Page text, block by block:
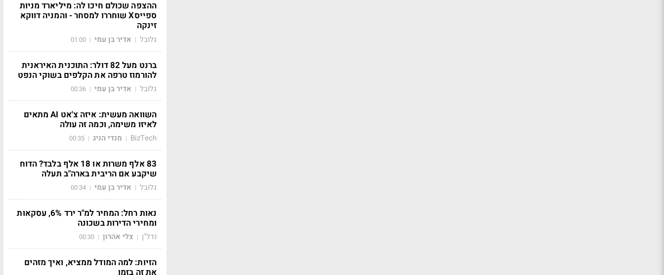
ההצפה שכולם חיכו לה: מיליארד מניות
ספייסX שוחררו למסחר - והמניה דווקא
זינקה
גלובל | אדיר בן עמי |
01:00
ברנט מעל 82 דולר: התוכנית האיראנית
להורמוז טרפה את הקלפים בשוקי הנפט
גלובל | אדיר בן עמי |
00:36
השוואה מעשית: איזה צ'אט AI מתאים
לאיזו משימה, וכמה זה עולה
BizTech
| מנדי הניג |
00:35
83 אלף משרות או 18 אלף בלבד? הדוח
שיקבע אם הריבית בארה"ב תעלה
גלובל | אדיר בן עמי |
00:34
נאות רחל: המחיר למ"ר ירד 6%, עסקאות
ומחירי הדירות בשכונה
נדל"ן | צלי אהרון |
00:30
הזיות: למה המודל ממציא, ואיך מזהים
את זה בזמן